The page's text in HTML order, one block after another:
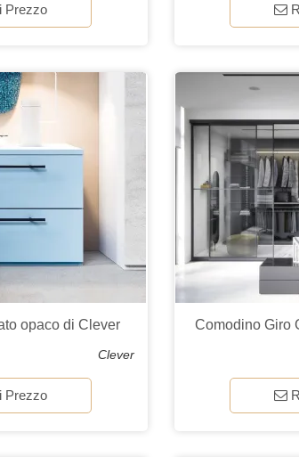
Prezzo
opaco di Clever
Clever
Prezzo
Comodino Giro